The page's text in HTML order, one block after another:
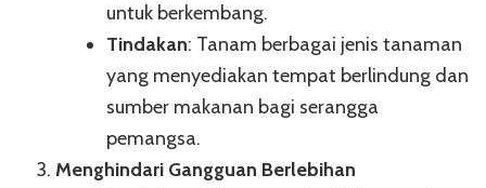
untuk berkembang.
Tindakan: Tanam berbagai jenis tanaman
yang menyediakan tempat berlindung dan
sumber makanan bagi serangga
pemangsa.
Menghindari Gangguan Berlebihan